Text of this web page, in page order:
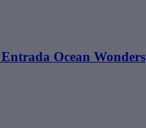
Ocean Wonders